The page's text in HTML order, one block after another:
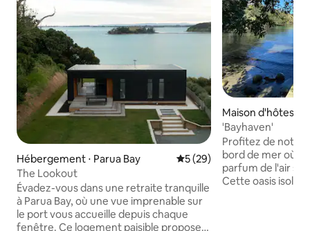
Hébergement ⋅ Parua Bay Évaluation moyenne sur la
5 (29)
The Lookout
Évadez-vous dans une retraite tranquille
à Parua Bay, où une vue imprenable sur
le port vous accueille depuis chaque
fenêtre. Ce logement paisible propose
Maison d'hôtes ⋅
ds
'Bayhaven'
Profitez de notre
bord de mer où le
parfum de l'air
Cette oasis